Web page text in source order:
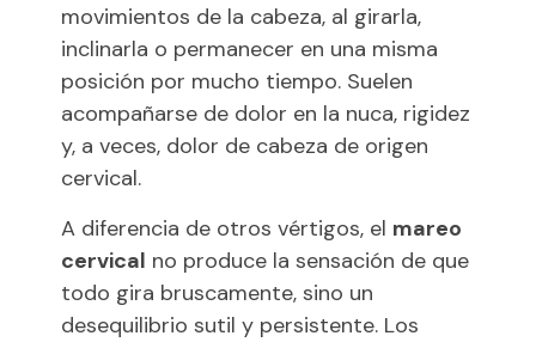
movimientos de la cabeza, al girarla,
inclinarla o permanecer en una misma
posición por mucho tiempo. Suelen
acompañarse de dolor en la nuca, rigidez
y, a veces, dolor de cabeza de origen
cervical.
A diferencia de otros vértigos, el mareo
cervical no produce la sensación de que
todo gira bruscamente, sino un
desequilibrio sutil y persistente. Los